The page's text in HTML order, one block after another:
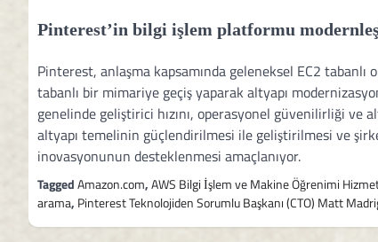
Pinterest’in bilgi işlem platformu
Pinterest, anlaşma kapsamında geleneksel EC2
tabanlı bir mimariye geçiş yaparak altyapı
genelinde geliştirici hızını, operasyonel güvenilirliği ve
altyapı temelinin güçlendirilmesi ile geliştirilmesi ve
inovasyonunun desteklenmesi amaçlanıyor.
TaggedAmazon.com,AWS Bilgi İşlem ve Makine Öğrenimi
arama, Pinterest Teknolojiden Sorumlu Başkanı (CTO) Matt